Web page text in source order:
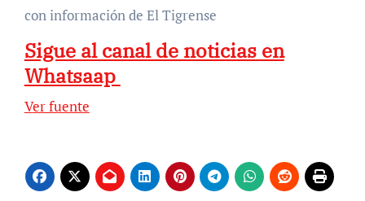
con información de El Tigrense
Sigue al canal de noticias en
Whatsaap
Ver fuente